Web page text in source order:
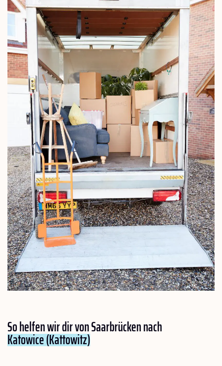
So helfen wir dir von Saarbrücken nach
Katowice (Kattowitz)